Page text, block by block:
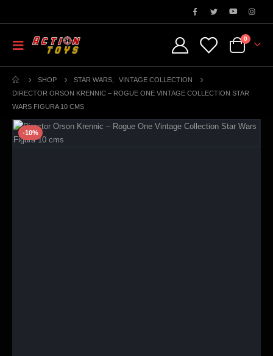
0
SHOP STAR WARS
VINTAGE COLLECTION
DIRECTOR ORSON KRENNIC – ROGUE ONE VINTAGE COLLECTION STAR
WARS FIGURA 10 CMS
-10%